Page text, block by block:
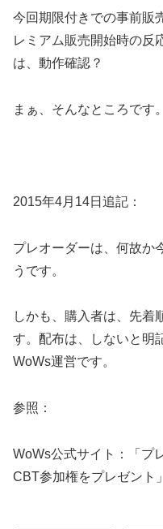
今回期限付きでの事前販
レミアム販売開始時の反
は、動作確認？
まぁ、そんなところです。
2015年4月14日追記：
プレオーダーは、何故か
うです。
しかも、購入者は、先着
す。配布は、しないと明
WoWs運営です。
参照：
WoWs公式サイト：「プ
CBT参加権をプレゼント」